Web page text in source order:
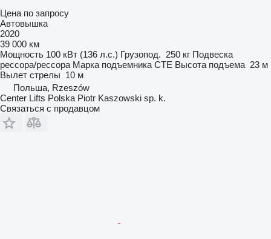
Цена по запросу
Автовышка
2020
39 000 км
Мощность 100 кВт (136 л.с.) Грузопод. 250 кг Подвеска
рессора/рессора Марка подъемника CTE Высота подъема 23 м
Вылет стрелы 10 м
Польша, Rzeszów
Center Lifts Polska Piotr Kaszowski sp. k.
Связаться с продавцом